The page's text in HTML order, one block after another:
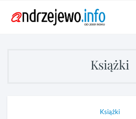
Książki
Książki